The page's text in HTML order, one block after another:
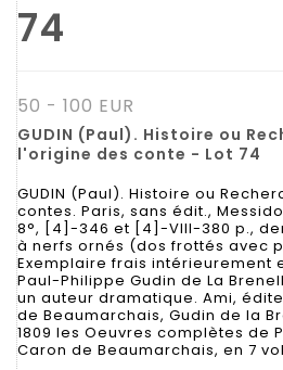
74
50 - 100 EUR
GUDIN (Paul). Histoire ou
l'origine des conte - Lot 74
GUDIN (Paul). Histoire ou
contes. Paris, sans édit.,
8°, [4]-346 et [4]-VIII-380 p.,
à nerfs ornés (dos frottés avec
Exemplaire frais intérieurement
Paul-Philippe Gudin de La
un auteur dramatique. Ami,
de Beaumarchais, Gudin de la
1809 les Oeuvres complètes de
Caron de Beaumarchais, en 7